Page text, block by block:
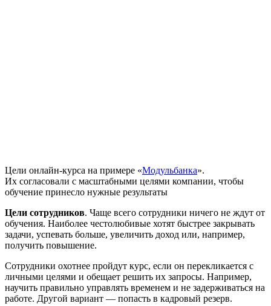
Цели онлайн-курса на примере «Модульбанка».
Их согласовали с масштабными целями компании, чтобы
обучение принесло нужные результаты
Цели сотрудников. Чаще всего сотрудники ничего не ждут от
обучения. Наиболее честолюбивые хотят быстрее закрывать
задачи, успевать больше, увеличить доход или, например,
получить повышение.
Сотрудники охотнее пройдут курс, если он перекликается с
личными целями и обещает решить их запросы. Например,
научить правильно управлять временем и не задерживаться на
работе. Другой вариант — попасть в кадровый резерв.